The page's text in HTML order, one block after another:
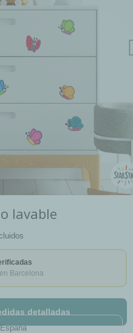
lavable
Barcelona
detalladas